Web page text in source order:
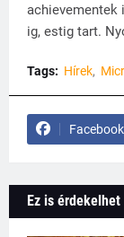
achievementek
ig, estig tart.
Tags: Hírek
Facebook
Ez is érdekelhet